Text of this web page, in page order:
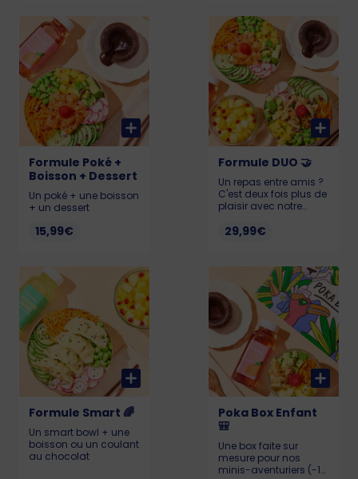
Formule Poké +
Boisson + Dessert
Un poké + une boisson
+ un dessert
15,99€
Formule DUO 🤝
Un repas entre amis ?
C'est deux fois plus de
plaisir avec notre
29,99€
Formule Smart 🌈
Un smart bowl + une
boisson ou un coulant
au chocolat
Poka Box Enfant
🎒
Une box faite sur
mesure pour nos
minis-aventuriers (-12